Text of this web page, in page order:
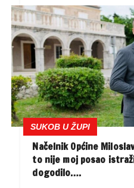
SUKOB U ŽUPI
Načelnik Općine
to nije moj posao
dogodilo….